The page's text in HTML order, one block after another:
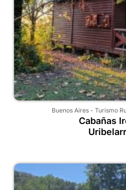
Buenos Aires - Turismo
Cabañas